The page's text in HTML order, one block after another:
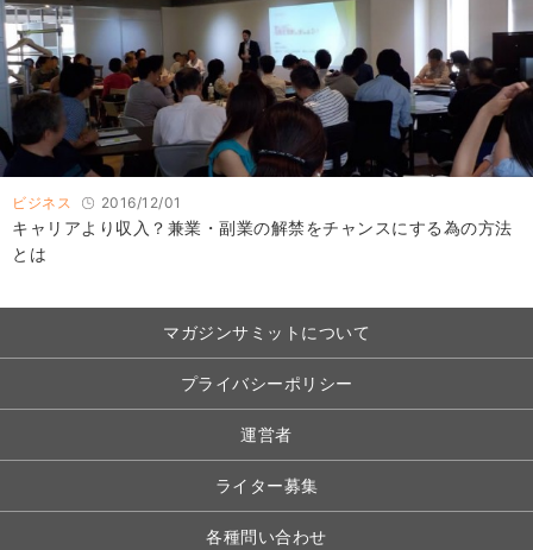
ビジネス 2016/12/01
キャリアより収入？兼業・副業の解禁をチャンスにする為の方法
とは
マガジンサミットについて
プライバシーポリシー
運営者
ライター募集
各種問い合わせ